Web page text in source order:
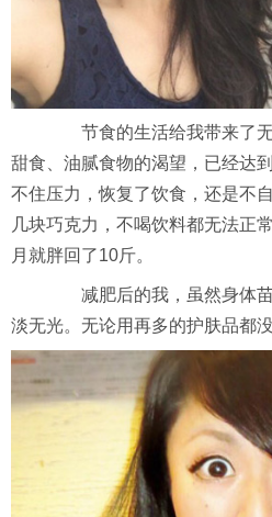
节食的生活给我带来了无
甜食、油腻食物的渴望，已经达
不住压力，恢复了饮食，还是不
几块巧克力，不喝饮料都无法正
月就胖回了10斤。
减肥后的我，虽然身体苗
淡无光。无论用再多的护肤品都